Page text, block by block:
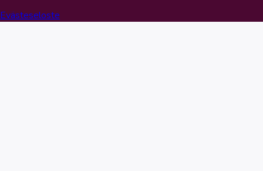
Evästeseloste